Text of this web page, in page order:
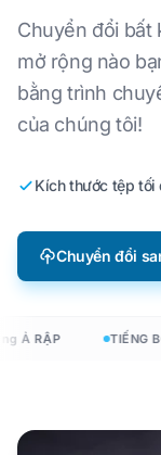
Chuyển đổi bất
mở rộng nào
bằng trình
của chúng tôi!
Kích thước tệp tối
Chuyển đổi
Ả RẬP TIẾNG